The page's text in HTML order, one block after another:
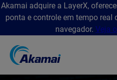
Akamai adquire a LayerX,
ponta e controle em tempo real
navegador. Veja